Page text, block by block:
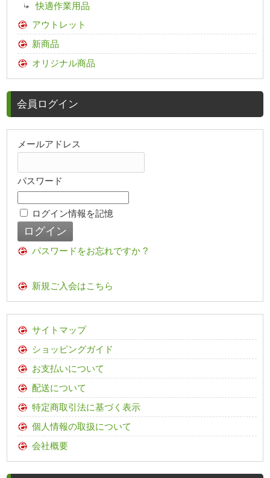
快適作業用品
アウトレット
新商品
オリジナル商品
会員ログイン
メールアドレス
パスワード
ログイン情報を記憶
パスワードをお忘れですか ?
新規ご入会はこちら
サイトマップ
ショッピングガイド
お支払いについて
配送について
特定商取引法に基づく表示
個人情報の取扱について
会社概要